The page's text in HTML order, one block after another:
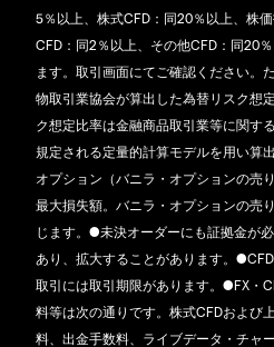
5％以上、株式CFD：同20％以上、株
CFD：同2％以上、その他CFD：同20
ます。取引画面にてご確認ください。
物取引業協会が算出した為替リスク想
ク想定比率は金融商品取引業等に関す
規定される定量的計算モデルを用い算
オプション（バニラ・オプションの売
最大損失額。バニラ・オプションの売
じます。●未決オーダーにも証拠金が
あり、拡大することがあります。
取引には取引期限があります。●FX・
料等は次の通りです。株式CFDおよび
料、出金手数料、ライブデータ・チャ